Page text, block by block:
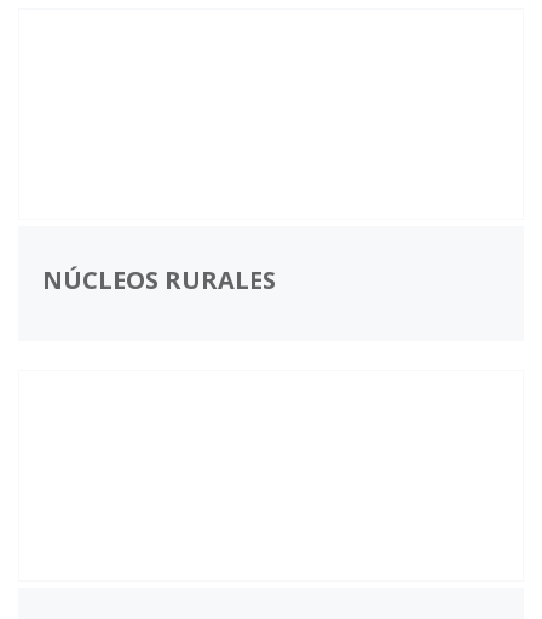
NÚCLEOS RURALES